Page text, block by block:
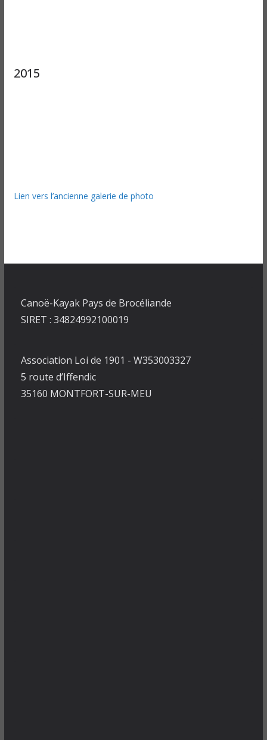
2015
Lien vers l’ancienne galerie de photo
Canoë-Kayak Pays de Brocéliande
SIRET : 34824992100019
Association Loi de 1901 - W353003327
5 route d’Iffendic
35160 MONTFORT-SUR-MEU